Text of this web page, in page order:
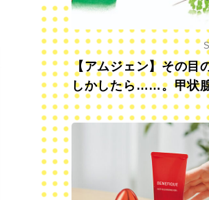
【アムジェン】その目
しかしたら……。甲状
っていますか？